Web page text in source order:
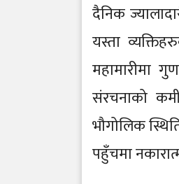
दैनिक
यस्ता
महामारीमा
संरचनाको
भौगोलिक
पहुँचमा